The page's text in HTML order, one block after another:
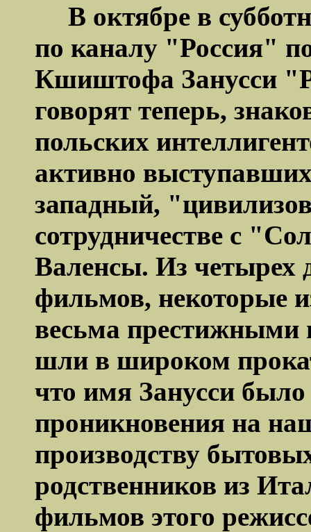
В октябре в
по каналу "Россия"
Кшиштофа Занусси "
говорят теперь,
польских
активно
западный,
сотрудничестве с
Валенсы. Из четырех
фильмов, некоторые
весьма престижными
шли в широком
что имя Занусси было
проникновения на
производству
родственников из
фильмов этого